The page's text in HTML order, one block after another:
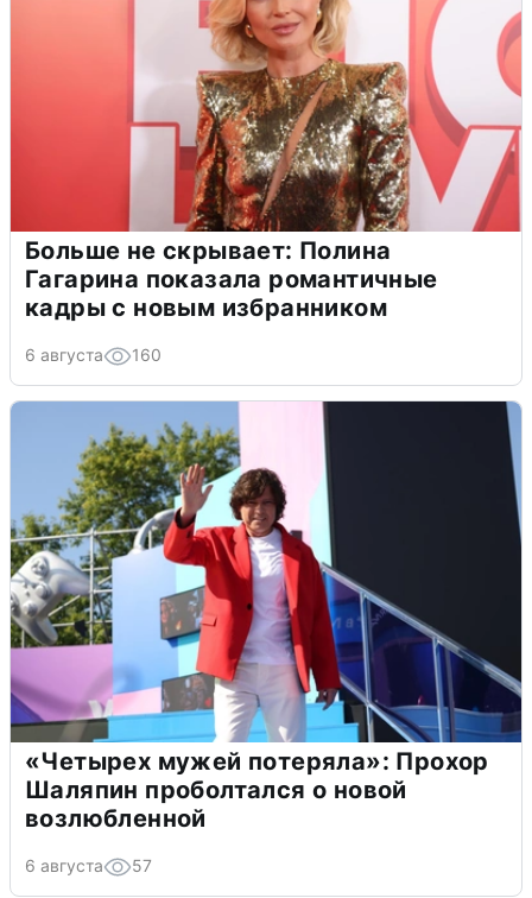
Больше не скрывает: Полина
Гагарина показала романтичные
кадры с новым избранником
6 августа 160
«Четырех мужей потеряла»: Прохор
Шаляпин проболтался о новой
возлюбленной
6 августа 57